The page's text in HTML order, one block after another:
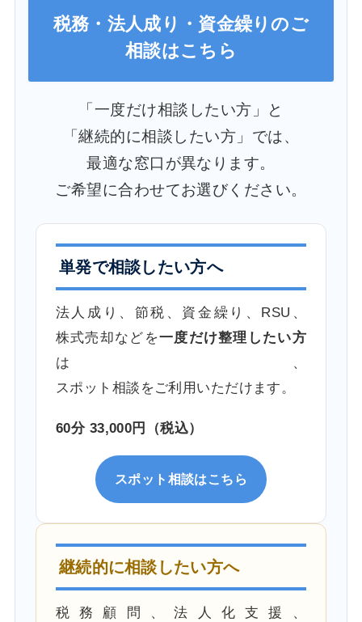
税務・法人成り・資金繰りのご
相談はこちら
「一度だけ相談したい方」と
「継続的に相談したい方」では、
最適な窓口が異なります。
ご希望に合わせてお選びください。
単発で相談したい方へ
法人成り、節税、資金繰り、RSU、
株式売却などを一度だけ整理したい方
は、
スポット相談をご利用いただけます。
60分 33,000円（税込）
スポット相談はこちら
継続的に相談したい方へ
税務顧問、法人化支援、